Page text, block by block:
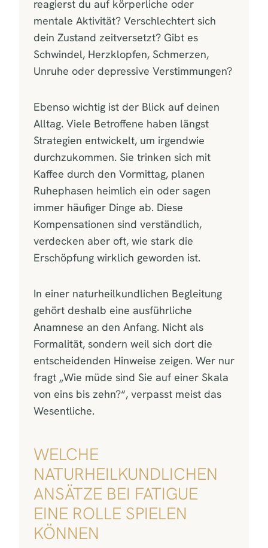
reagierst du auf körperliche oder
mentale Aktivität? Verschlechtert sich
dein Zustand zeitversetzt? Gibt es
Schwindel, Herzklopfen, Schmerzen,
Unruhe oder depressive Verstimmungen?
Ebenso wichtig ist der Blick auf deinen
Alltag. Viele Betroffene haben längst
Strategien entwickelt, um irgendwie
durchzukommen. Sie trinken sich mit
Kaffee durch den Vormittag, planen
Ruhephasen heimlich ein oder sagen
immer häufiger Dinge ab. Diese
Kompensationen sind verständlich,
verdecken aber oft, wie stark die
Erschöpfung wirklich geworden ist.
In einer naturheilkundlichen Begleitung
gehört deshalb eine ausführliche
Anamnese an den Anfang. Nicht als
Formalität, sondern weil sich dort die
entscheidenden Hinweise zeigen. Wer nur
fragt „Wie müde sind Sie auf einer Skala
von eins bis zehn?“, verpasst meist das
Wesentliche.
WELCHE
NATURHEILKUNDLICHEN
ANSÄTZE BEI FATIGUE
EINE ROLLE SPIELEN
KÖNNEN